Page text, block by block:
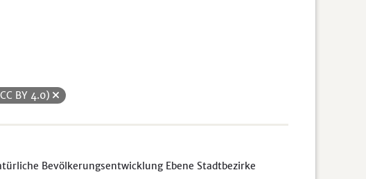
BY 4.0)
Bevölkerungsentwicklung Ebene Stadtbezirke